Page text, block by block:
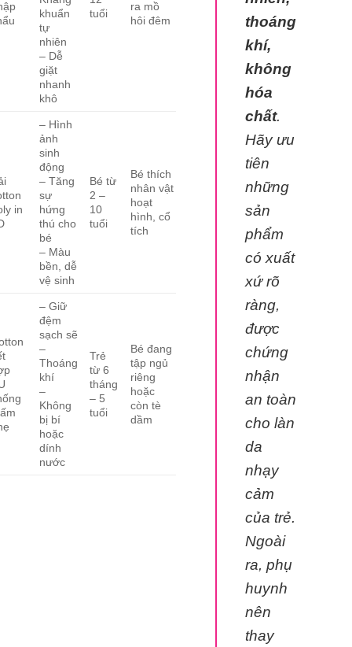
khuẩn
tự
nhiên
– Dễ
giặt
nhanh
khô
tuổi
ra mồ
hôi đêm
in
– Hình
ảnh
sinh
động
– Tăng
sự
hứng
thú cho
bé
– Màu
bền, dễ
vệ sinh
Bé từ
2 –
10
tuổi
Bé thích
nhân vật
hoạt
hình, cổ
tích
– Giữ
đệm
sạch sẽ
–
Thoáng
khí
–
Không
bị bí
hoặc
dính
nước
Trẻ
từ 6
tháng
– 5
tuổi
Bé đang
tập ngủ
riêng
hoặc
còn tè
dầm
thoáng
khí,
không
hóa
chất.
Hãy ưu
tiên
những
sản
phẩm
có xuất
xứ rõ
ràng,
được
chứng
nhận
an toàn
cho làn
da
nhạy
cảm
của trẻ.
Ngoài
ra, phụ
huynh
nên
thay